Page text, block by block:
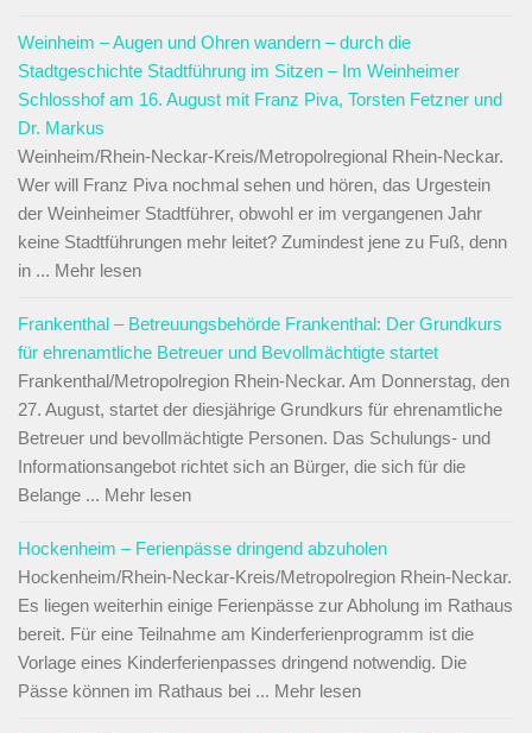
Weinheim – Augen und Ohren wandern – durch die
Stadtgeschichte Stadtführung im Sitzen – Im Weinheimer
Schlosshof am 16. August mit Franz Piva, Torsten Fetzner und
Dr. Markus
Weinheim/Rhein-Neckar-Kreis/Metropolregional Rhein-Neckar.
Wer will Franz Piva nochmal sehen und hören, das Urgestein
der Weinheimer Stadtführer, obwohl er im vergangenen Jahr
keine Stadtführungen mehr leitet? Zumindest jene zu Fuß, denn
in ... Mehr lesen
Frankenthal – Betreuungsbehörde Frankenthal: Der Grundkurs
für ehrenamtliche Betreuer und Bevollmächtigte startet
Frankenthal/Metropolregion Rhein-Neckar. Am Donnerstag, den
27. August, startet der diesjährige Grundkurs für ehrenamtliche
Betreuer und bevollmächtigte Personen. Das Schulungs- und
Informationsangebot richtet sich an Bürger, die sich für die
Belange ... Mehr lesen
Hockenheim – Ferienpässe dringend abzuholen
Hockenheim/Rhein-Neckar-Kreis/Metropolregion Rhein-Neckar.
Es liegen weiterhin einige Ferienpässe zur Abholung im Rathaus
bereit. Für eine Teilnahme am Kinderferienprogramm ist die
Vorlage eines Kinderferienpasses dringend notwendig. Die
Pässe können im Rathaus bei ... Mehr lesen